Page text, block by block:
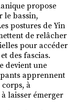
propose
le bassin,
postures de Yin
de relâcher
pour accéder
des fascias.
devient une
apprennent
à
laisser émerger